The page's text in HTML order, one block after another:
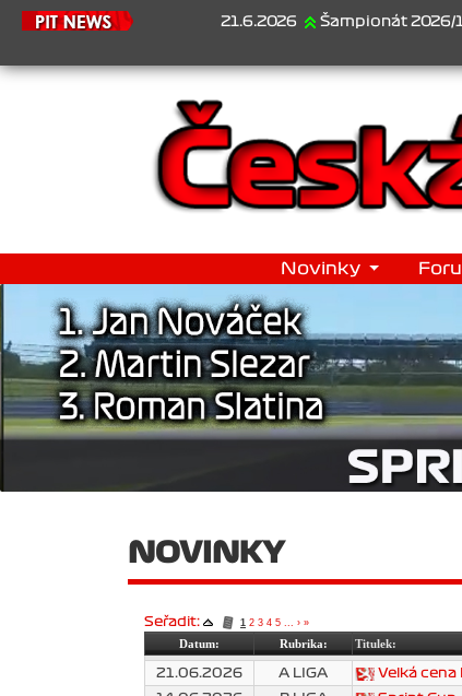
21.6.2026 Šampionát 2026/1 je za
Novinky
NOVINKY
Seřadit: 1 2 3 4 5 ... › »
Datum: Rubrika: Titulek:
21.06.2026 A LIGA Velká